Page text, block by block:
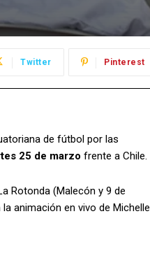
Twitter Pinterest
de fútbol por las
25 de marzo frente a Chile.
Rotonda (Malecón y 9 de
animación en vivo de Michelle